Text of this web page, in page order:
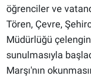
öğrenciler ve
Tören, Çevre,
Müdürlüğü
sunulmasıyla
Marşı'nın